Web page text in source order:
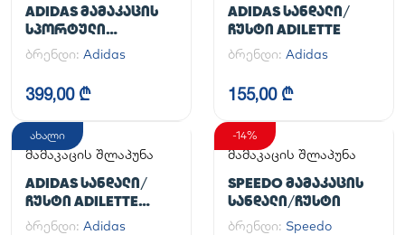
ADIDAS ᲛᲐᲛᲐᲙᲐᲪᲘᲡ
ᲡᲞᲝᲠᲢᲣᲚᲘ
ᲤᲔᲮᲡᲐᲪᲛᲔᲚᲘ
HANDBALL SPEZIAL
ბრენდი: Adidas
399,00 ₾
ADIDAS ᲡᲐᲜᲓᲐᲚᲘ/
ᲩᲣᲡᲢᲘ ADILETTE
ბრენდი: Adidas
155,00 ₾
ახალი
მამაკაცის შლაპუნა
ADIDAS ᲡᲐᲜᲓᲐᲚᲘ/
ᲩᲣᲡᲢᲘ ADILETTE
AQUA
ბრენდი: Adidas
-14%
მამაკაცის შლაპუნა
SPEEDO ᲛᲐᲛᲐᲙᲐᲪᲘᲡ
ᲡᲐᲜᲓᲐᲚᲘ/ᲩᲣᲡᲢᲘ
ბრენდი: Speedo